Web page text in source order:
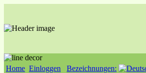
Home Einloggen Bezeichnungen: